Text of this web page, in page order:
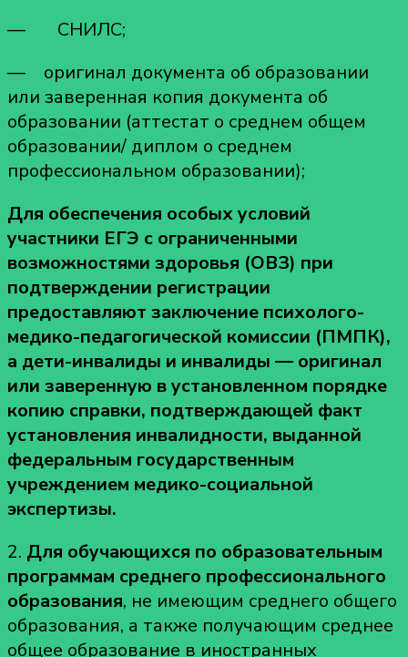
— СНИЛС;
— оригинал документа об образовании
или заверенная копия документа об
образовании (аттестат о среднем общем
образовании/ диплом о среднем
профессиональном образовании);
Для обеспечения особых условий
участники ЕГЭ с ограниченными
возможностями здоровья (ОВЗ) при
подтверждении регистрации
предоставляют заключение психолого-
медико-педагогической комиссии (ПМПК),
а дети-инвалиды и инвалиды — оригинал
или заверенную в установленном порядке
копию справки, подтверждающей факт
установления инвалидности, выданной
федеральным государственным
учреждением медико-социальной
экспертизы.
2. Для обучающихся по образовательным
программам среднего профессионального
образования, не имеющим среднего общего
образования, а также получающим среднее
общее образование в иностранных